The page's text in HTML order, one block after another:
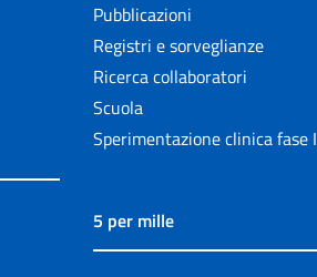
Pubblicazioni
Registri e sorveglianze
Ricerca collaboratori
Scuola
Sperimentazione clinica fase I
5 per mille